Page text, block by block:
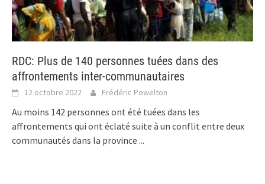
RDC: Plus de 140 personnes tuées dans des
affrontements inter-communautaires
12 octobre 2022 Frédéric Powelton
Au moins 142 personnes ont été tuées dans les
affrontements qui ont éclaté suite à un conflit entre deux
communautés dans la province ...